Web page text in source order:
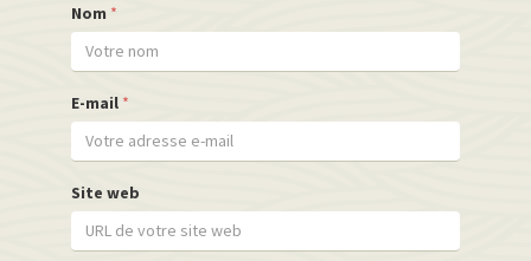
Nom *
E-mail *
Site web